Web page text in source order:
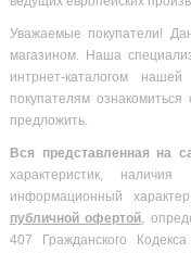
Уважаемые покупатели!
магазином. Наша
интрнет-каталогом
покупателям
предложить.
Вся представленная на
характеристик,
информационный
публичной офертой,
407 Гражданского